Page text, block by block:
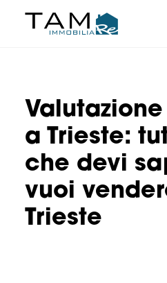
a Trieste:
che devi
vuoi
Trieste